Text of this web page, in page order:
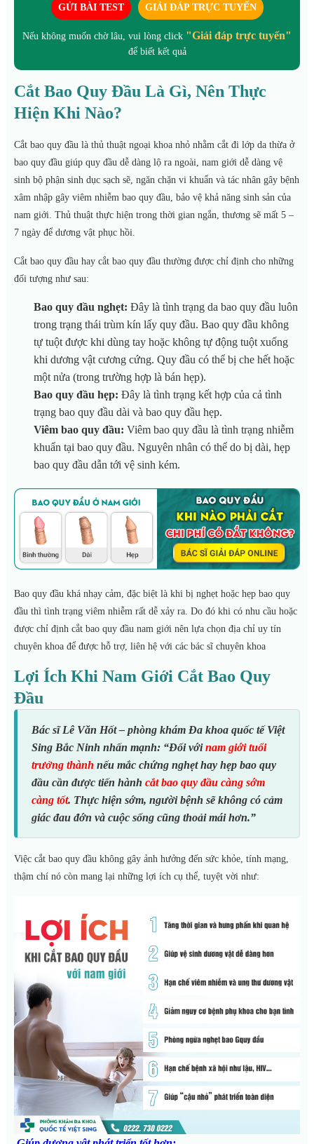
GỬI BÀI TEST GIẢI ĐÁP TRỰC TUYẾN
Nếu không muốn chờ lâu, vui lòng click "Giải đáp trực tuyến"
để biết kết quả
Cắt Bao Quy Đầu Là Gì, Nên Thực
Hiện Khi Nào?
Cắt bao quy đầu là thủ thuật ngoại khoa nhỏ nhằm cắt đi lớp da thừa ở
bao quy đầu giúp quy đầu dễ dàng lộ ra ngoài, nam giới dễ dàng vệ
sinh bộ phận sinh dục sạch sẽ, ngăn chặn vi khuẩn và tác nhân gây bệnh
xâm nhập gây viêm nhiễm bao quy đầu, bảo vệ khả năng sinh sản của
nam giới. Thủ thuật thực hiện trong thời gian ngắn, thương sẽ mất 5 –
7 ngày để dương vật phục hồi.
Cắt bao quy đầu hay cắt bao quy đầu thường được chỉ định cho những
đối tượng như sau:
Bao quy đầu nghẹt: Đây là tình trạng da bao quy đầu luôn
trong trạng thái trùm kín lấy quy đầu. Bao quy đầu không
tự tuột được khi dùng tay hoặc không tự động tuột xuống
khi dương vật cương cứng. Quy đầu có thể bị che hết hoặc
một nửa (trong trường hợp là bán hẹp).
Bao quy đầu hẹp: Đây là tình trạng kết hợp của cả tình
trạng bao quy đầu dài và bao quy đầu hẹp.
Viêm bao quy đầu: Viêm bao quy đầu là tình trạng nhiễm
khuẩn tại bao quy đầu. Nguyên nhân có thể do bị dài, hẹp
bao quy đầu dẫn tới vệ sinh kém.
Bao quy đầu khá nhạy cảm, đặc biệt là khi bị nghẹt hoặc hẹp bao quy
đầu thì tình trạng viêm nhiễm rất dễ xảy ra. Do đó khi có nhu cầu hoặc
được chỉ định cắt bao quy đầu nam giới nên lựa chọn địa chỉ uy tín
chuyên khoa để được hỗ trợ, liên hệ với các bác sĩ chuyên khoa
Lợi Ích Khi Nam Giới Cắt Bao Quy
Đầu
Bác sĩ Lê Văn Hốt – phòng khám Đa khoa quốc tế Việt
Sing Bắc Ninh nhấn mạnh: “Đối vớinam giới tuổi
trưởng thành nếu mắc chứng nghẹt hay hẹp bao quy
đầu cần được tiến hành cắt bao quy đầu càng sớm
càng tốt. Thực hiện sớm, người bệnh sẽ không có cảm
giác đau đớn và cuộc sống cũng thoải mái hơn.”
Việc cắt bao quy đầu không gây ảnh hưởng đến sức khỏe, tính mạng,
thậm chí nó còn mang lại những lợi ích cụ thể, tuyệt vời như: